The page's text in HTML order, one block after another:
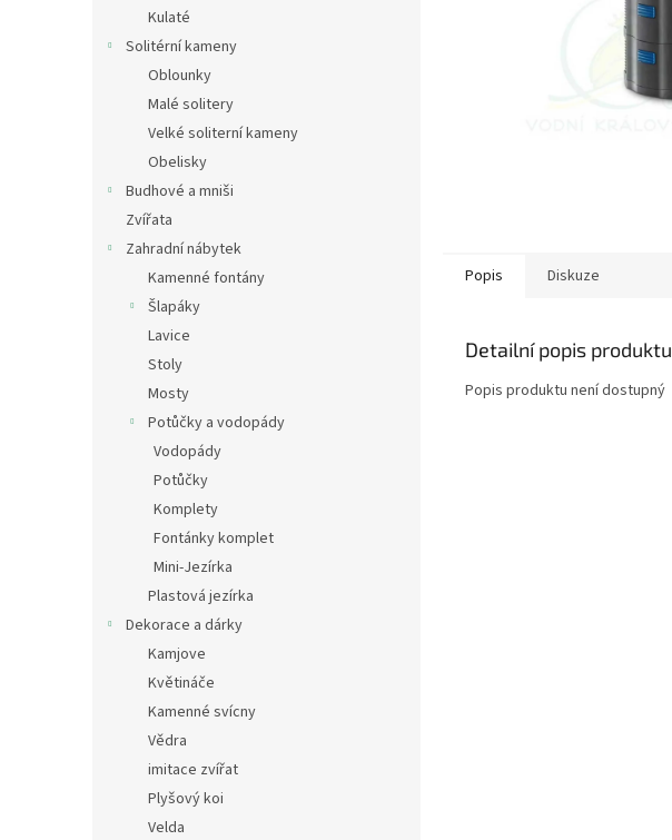
Kulaté
Solitérní kameny
Oblounky
Malé solitery
Velké soliterní kameny
Obelisky
Budhové a mniši
Zvířata
Zahradní nábytek
Kamenné fontány
Šlapáky
Lavice
Stoly
Mosty
Potůčky a vodopády
Vodopády
Potůčky
Komplety
Fontánky komplet
Mini-Jezírka
Plastová jezírka
Dekorace a dárky
Kamjove
Květináče
Kamenné svícny
Vědra
imitace zvířat
Plyšový koi
Velda
Popis Diskuze
Detailní popis produktu
Popis produktu není dostupný